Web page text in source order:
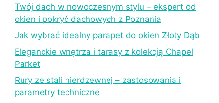
Twój dach w nowoczesnym stylu – ekspert od
okien i pokryć dachowych z Poznania
Jak wybrać idealny parapet do okien Złoty Dąb
Eleganckie wnętrza i tarasy z kolekcją Chapel
Parket
Rury ze stali nierdzewnej – zastosowania i
parametry techniczne